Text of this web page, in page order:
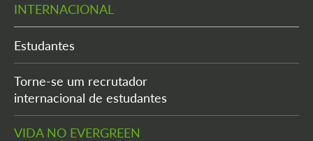
INTERNACIONAL
Estudantes
Torne-se um recrutador
internacional de estudantes
VIDA NO EVERGREEN